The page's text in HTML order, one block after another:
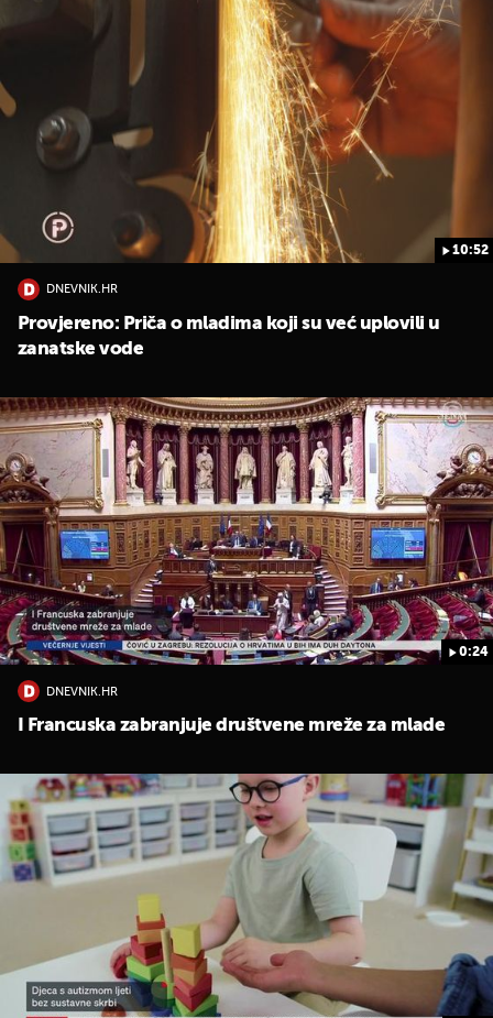
10:52
DNEVNIK.HR
Provjereno: Priča o mladima koji su već uplovili u
zanatske vode
0:24
DNEVNIK.HR
I Francuska zabranjuje društvene mreže za mlade